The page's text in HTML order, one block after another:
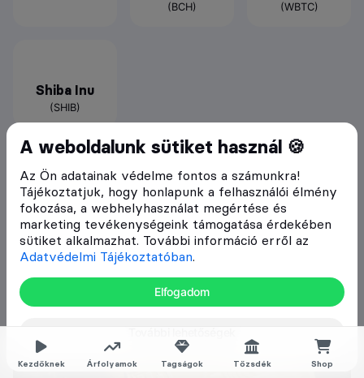
Kezdőknek Árfolyamok Tagságok Tőzsdék Shop
A weboldalunk sütiket használ 🍪
Az Ön adatainak védelme fontos a számunkra!
Tájékoztatjuk, hogy honlapunk a felhasználói élmény
fokozása, a webhelyhasználat megértése és
marketing tevékenységeink támogatása érdekében
sütiket alkalmazhat. További információ erről az
Adatvédelmi Tájékoztatóban.
Elfogadom
(BCH) (WBTC)
Shiba Inu
(SHIB)
További ismertetők